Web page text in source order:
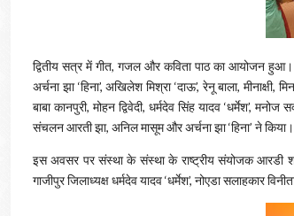
द्वितीय सत्र में गीत, गजल और कविता पाठ का आयोजन हुआ।
अर्चना झा ‘हिना’, अखिलेश मिश्रा ‘दाऊ’, रेनू बाला, मीनाक्षी,
बाबा कानपुरी, मोहन द्विवेदी, धर्मदेव सिंह यादव ‘धर्मेश’,
संचलन आरती झा, अनिल मासूम और अर्चना झा ‘हिना’ ने किया।
इस अवसर पर संस्था के संस्था के राष्ट्रीय संयोजक आरडी
गाजीपुर जिलाध्यक्ष धर्मदेव यादव ‘धर्मेश’, नोएडा सलाहकार